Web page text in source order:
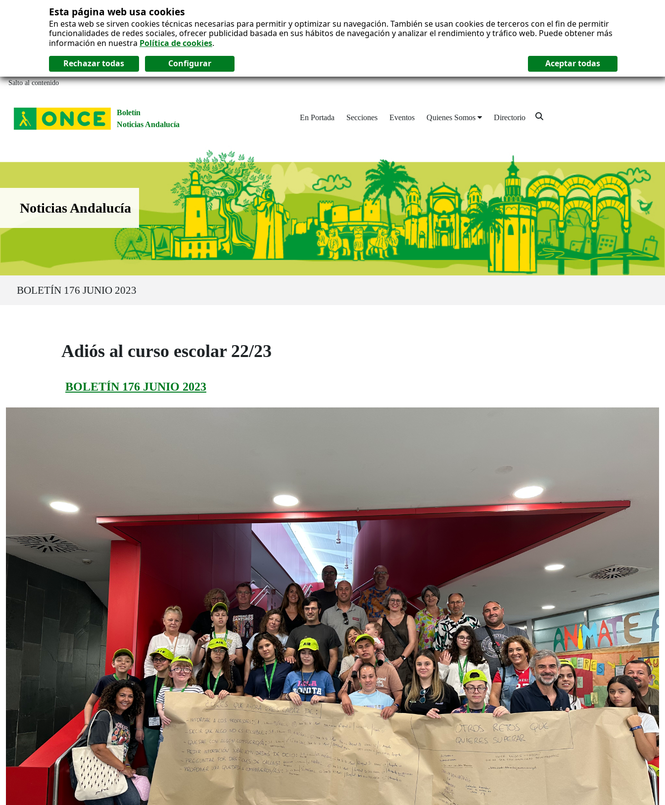
Esta página web usa cookies
En esta web se sirven cookies técnicas necesarias para permitir y optimizar su navegación. También se usan cookies de terceros con el fin de permitir
funcionalidades de redes sociales, ofrecer publicidad basada en sus hábitos de navegación y analizar el rendimiento y tráfico web. Puede obtener más
información en nuestra Política de cookies.
Salto al contenido
Boletín
Noticias Andalucía
En Portada Secciones Eventos Quienes Somos Directorio
Boletín Noticias Andalucía
Noticias Andalucía
BOLETÍN 176 JUNIO 2023
Adiós al curso escolar 22/23
BOLETÍN 176 JUNIO 2023